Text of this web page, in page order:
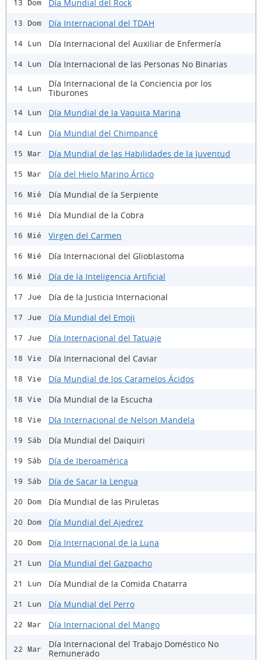
13 Dom Día Mundial del Rock
13 Dom Día Internacional del TDAH
14 Lun Día Internacional del Auxiliar de Enfermería
14 Lun Día Internacional de las Personas No Binarias
14 Lun
Día Internacional de la Conciencia por los
Tiburones
14 Lun Día Mundial de la Vaquita Marina
14 Lun Día Mundial del Chimpancé
15 Mar Día Mundial de las Habilidades de la Juventud
15 Mar Día del Hielo Marino Ártico
16 Mié Día Mundial de la Serpiente
16 Mié Día Mundial de la Cobra
16 Mié Virgen del Carmen
16 Mié Día Internacional del Glioblastoma
16 Mié Día de la Inteligencia Artificial
17 Jue Día de la Justicia Internacional
17 Jue Día Mundial del Emoji
17 Jue Día Internacional del Tatuaje
18 Vie Día Internacional del Caviar
18 Vie Día Mundial de los Caramelos Ácidos
18 Vie Día Mundial de la Escucha
18 Vie Día Internacional de Nelson Mandela
19 Sáb Día Mundial del Daiquiri
19 Sáb Día de Iberoamérica
19 Sáb Día de Sacar la Lengua
20 Dom Día Mundial de las Piruletas
20 Dom Día Mundial del Ajedrez
20 Dom Día Internacional de la Luna
21 Lun Día Mundial del Gazpacho
21 Lun Día Mundial de la Comida Chatarra
21 Lun Día Mundial del Perro
22 Mar Día Internacional del Mango
22 Mar
Día Internacional del Trabajo Doméstico No
Remunerado